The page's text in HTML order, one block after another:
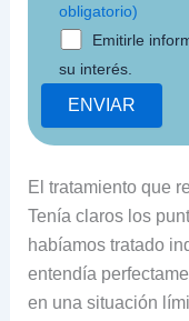
obligatorio)
Emitirle
su interés.
El tratamiento que
Tenía claros los
habíamos tratado
entendía
en una situación